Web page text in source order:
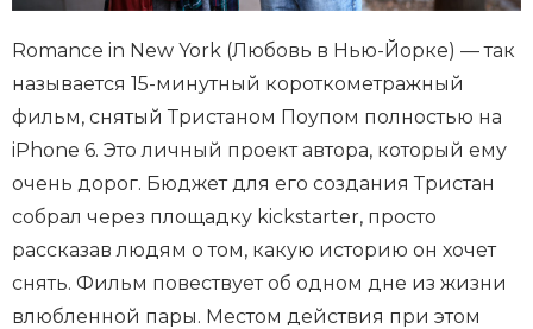
Romance in New York (Любовь в Нью-Йорке) — так
называется 15-минутный короткометражный
фильм, снятый Тристаном Поупом полностью на
iPhone 6. Это личный проект автора, который ему
очень дорог. Бюджет для его создания Тристан
собрал через площадку kickstarter, просто
рассказав людям о том, какую историю он хочет
снять. Фильм повествует об одном дне из жизни
влюбленной пары. Местом действия при этом